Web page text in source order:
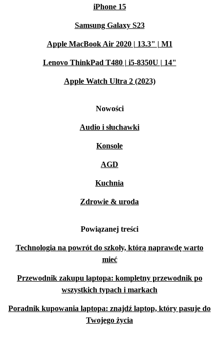
iPhone 15
Samsung Galaxy S23
Apple MacBook Air 2020 | 13.3" | M1
Lenovo ThinkPad T480 | i5-8350U | 14"
Apple Watch Ultra 2 (2023)
Nowości
Audio i słuchawki
Konsole
AGD
Kuchnia
Zdrowie & uroda
Powiązanej treści
Technologia na powrót do szkoły, którą naprawdę warto
mieć
Przewodnik zakupu laptopa: kompletny przewodnik po
wszystkich typach i markach
Poradnik kupowania laptopa: znajdź laptop, który pasuje do
Twojego życia